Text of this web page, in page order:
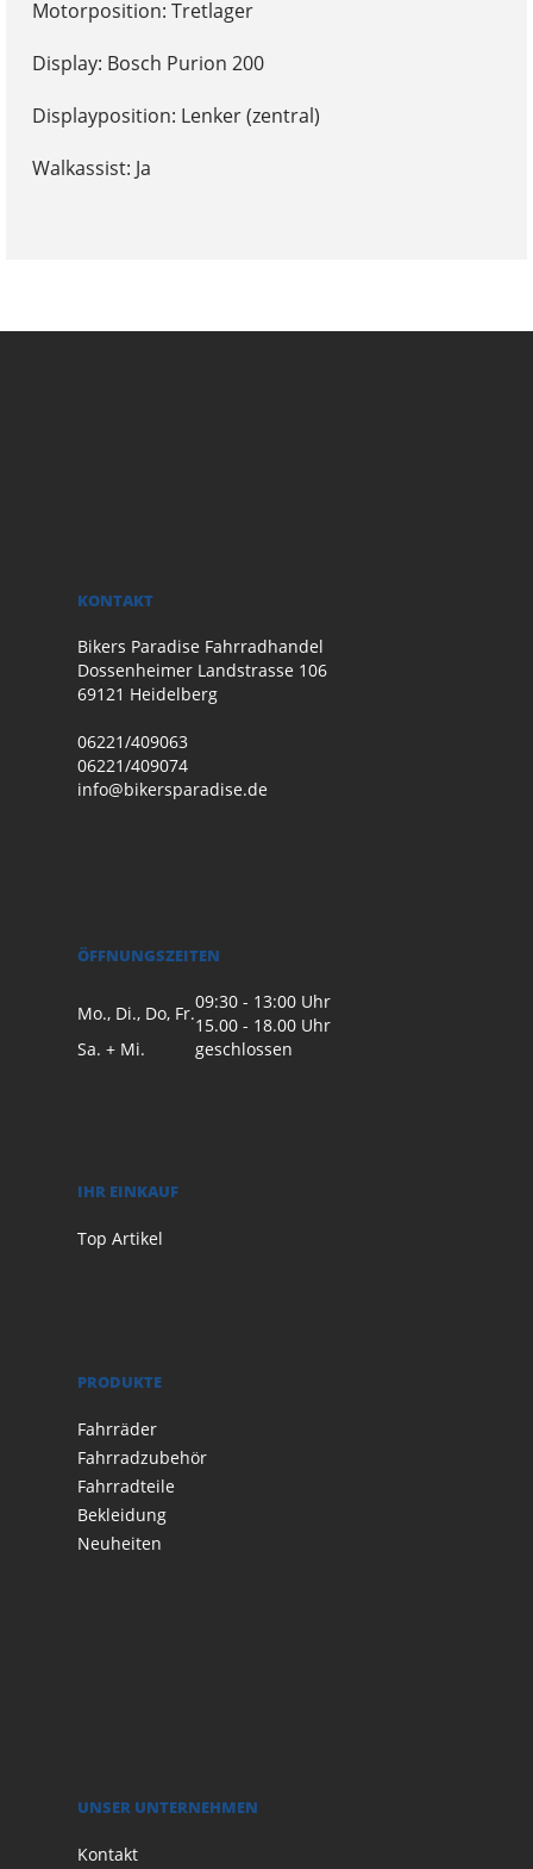
Motorposition: Tretlager
Display: Bosch Purion 200
Displayposition: Lenker (zentral)
Walkassist: Ja
KONTAKT
Bikers Paradise Fahrradhandel
Dossenheimer Landstrasse 106
69121 Heidelberg
06221/409063
06221/409074
info@bikersparadise.de
ÖFFNUNGSZEITEN
Mo., Di., Do, Fr.
09:30 - 13:00 Uhr
15.00 - 18.00 Uhr
Sa. + Mi.
geschlossen
IHR EINKAUF
Top Artikel
PRODUKTE
Fahrräder
Fahrradzubehör
Fahrradteile
Bekleidung
Neuheiten
UNSER UNTERNEHMEN
Kontakt